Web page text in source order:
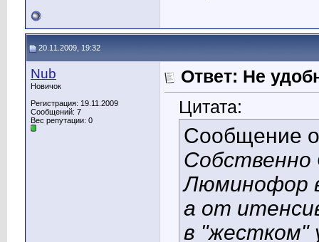
20.11.2009, 19:32
Nub
Новичок
Регистрация: 19.11.2009
Сообщений: 7
Вес репутации: 0
Ответ: Не
Цитата:
Сообщение
Собственно
Люминофор
а от
в "жестком"